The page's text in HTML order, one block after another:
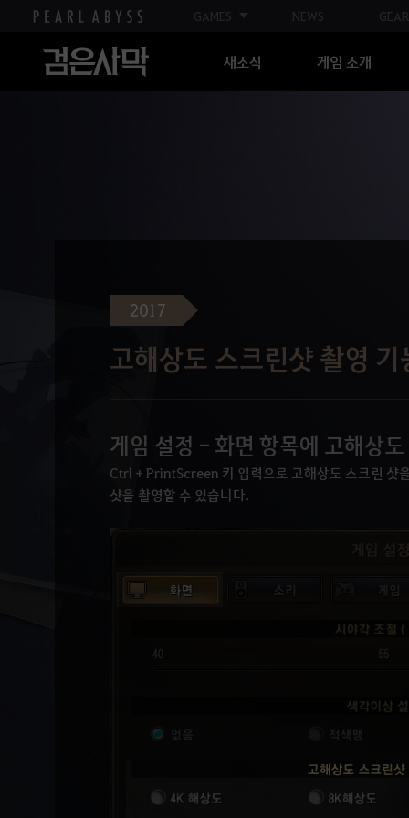
GAMES NEWS GEAR
새소식 게임 소개
2017
고해상도 스크린샷 촬영 기
게임 설정 - 화면 항목에 고해상
Ctrl + PrintScreen 키 입력으로 고해상도 스크린 샷
샷을 촬영할 수 있습니다.